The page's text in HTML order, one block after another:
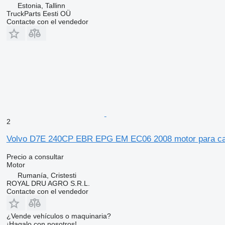
Estonia, Tallinn
TruckParts Eesti OÜ
Contacte con el vendedor
2
Volvo D7E 240CP EBR EPG EM EC06 2008 motor para
Precio a consultar
Motor
Rumanía, Cristesti
ROYAL DRU AGRO S.R.L.
Contacte con el vendedor
¿Vende vehículos o maquinaria?